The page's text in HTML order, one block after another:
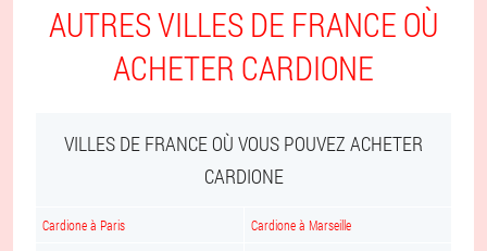
AUTRES VILLES DE FRANCE OÙ
ACHETER CARDIONE
VILLES DE FRANCE OÙ VOUS POUVEZ ACHETER
CARDIONE
Cardione à Paris Cardione à Marseille